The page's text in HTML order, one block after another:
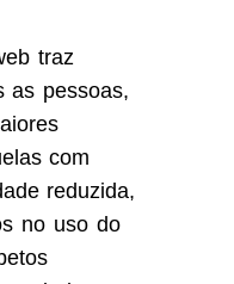
traz
as pessoas,
com
reduzida,
no uso do